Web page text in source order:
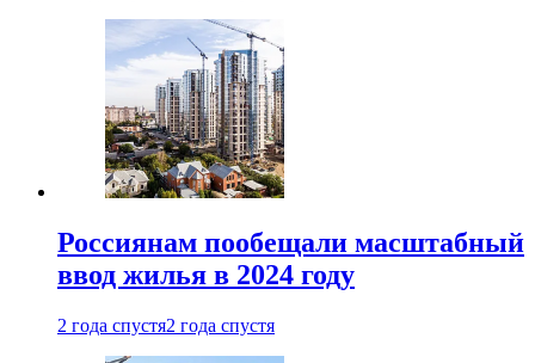
Россиянам пообещали масштабный
ввод жилья в 2024 году
2 года спустя2 года спустя